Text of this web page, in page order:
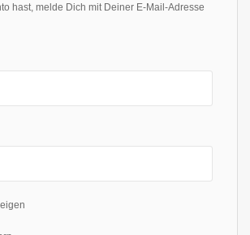
hast, melde Dich mit Deiner E-Mail-Adresse